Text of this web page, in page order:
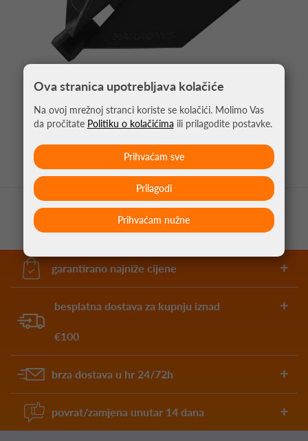
PIKADO PERA CLIC CRNA
4,95 €
garantirano najniže cijene
besplatna dostava za kupnju iznad
€100
brza dostava u hr 24/72h
povrat/zamjena unutar 14 dana
Ova stranica upotrebljava kolačiće
Na ovoj mrežnoj stranci koriste se kolačići. Molimo Vas
da pročitate Politiku o kolačićima ili prilagodite postavke.
Prihvaćam nužne
Prilagodi
Prihvaćam sve